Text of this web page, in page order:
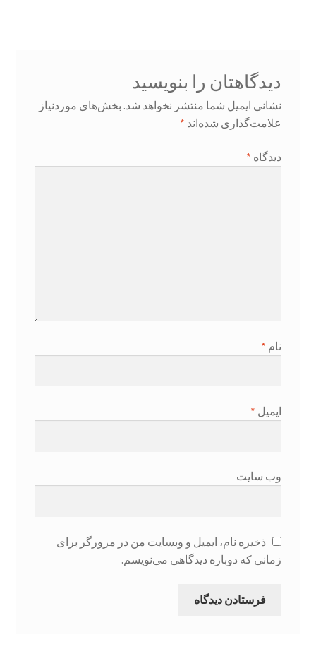
دیدگاهتان را بنویسید
نشانی ایمیل شما منتشر نخواهد شد. بخش‌های موردنیاز
علامت‌گذاری شده‌اند *
دیدگاه *
نام *
ایمیل *
وب‌ سایت
ذخیره نام، ایمیل و وبسایت من در مرورگر برای
زمانی که دوباره دیدگاهی می‌نویسم.